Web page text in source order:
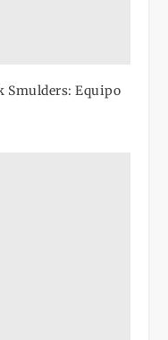
Smulders: Equipo